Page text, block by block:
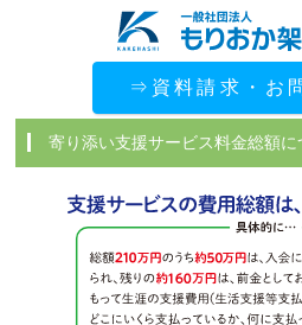
⇒資料請求・お
寄り添い支援サービス料金総額